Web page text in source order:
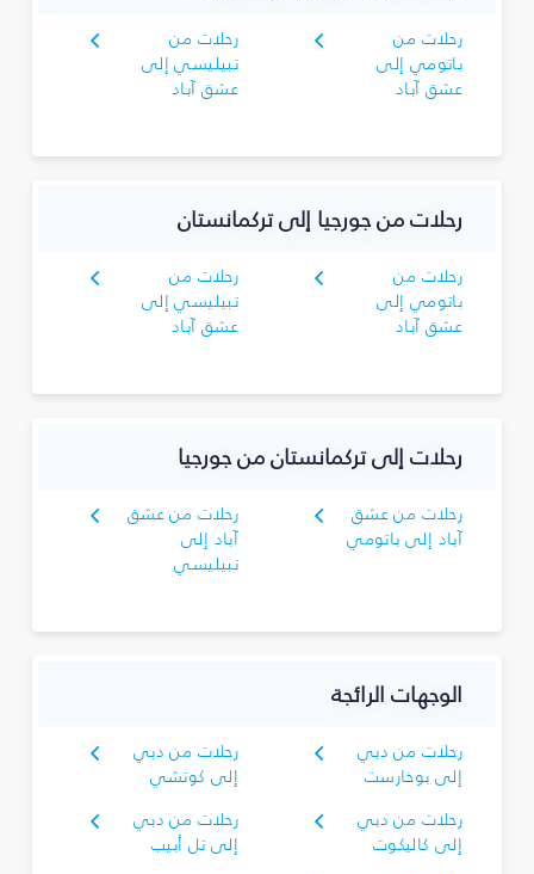
رحلات من
باتومي إلى
عشق آباد
رحلات من
تبيليسي إلى
عشق آباد
رحلات من جورجيا إلى تركمانستان
رحلات من
باتومي إلى
عشق آباد
رحلات من
تبيليسي إلى
عشق آباد
رحلات إلى تركمانستان من جورجيا
رحلات من عشق
آباد إلى باتومي
رحلات من عشق
آباد إلى
تبيليسي
الوجهات الرائجة
رحلات من دبي
إلى بوخارست
رحلات من دبي
إلى كوتشي
رحلات من دبي
إلى كاليكوت
رحلات من دبي
إلى تل أبيب